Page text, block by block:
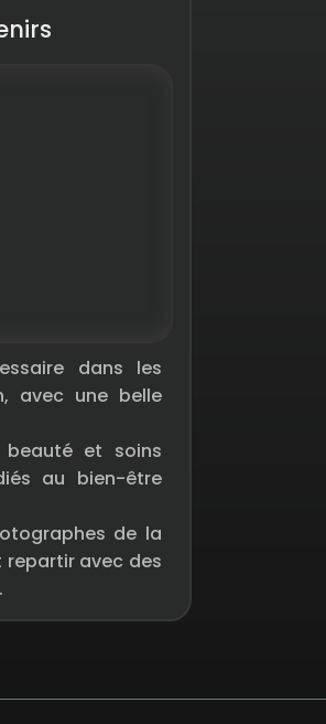
dans les
avec une belle
beauté et soins
au bien-être
de la
avec des